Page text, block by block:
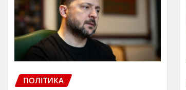
ПОЛІТИКА